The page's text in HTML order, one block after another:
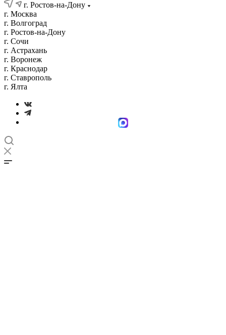
г. Ростов-на-Дону
г. Москва
г. Волгоград
г. Ростов-на-Дону
г. Сочи
г. Астрахань
г. Воронеж
г. Краснодар
г. Ставрополь
г. Ялта